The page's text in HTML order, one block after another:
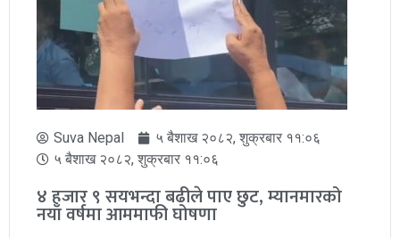
Suva Nepal
५ बैशाख २०८२, शुक्रबार ११:०६
५ बैशाख २०८२, शुक्रबार ११:०६
४ हजार ९ सयभन्दा बढीले पाए छुट, म्यानमारको
नयाँ वर्षमा आममाफी घोषणा